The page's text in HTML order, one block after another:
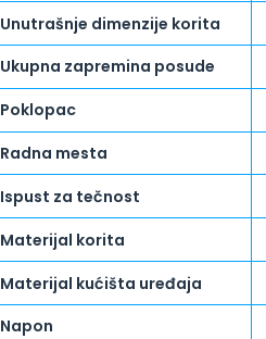
Unutrašnje dimenzije korita
Ukupna zapremina posude
Poklopac
Radna mesta
Ispust za tečnost
Materijal korita
Materijal kućišta uređaja
Napon